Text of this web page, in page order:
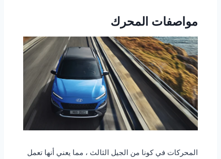
مواصفات المحرك
المحركات في كونا من الجيل الثالث ، مما يعني أنها تعمل